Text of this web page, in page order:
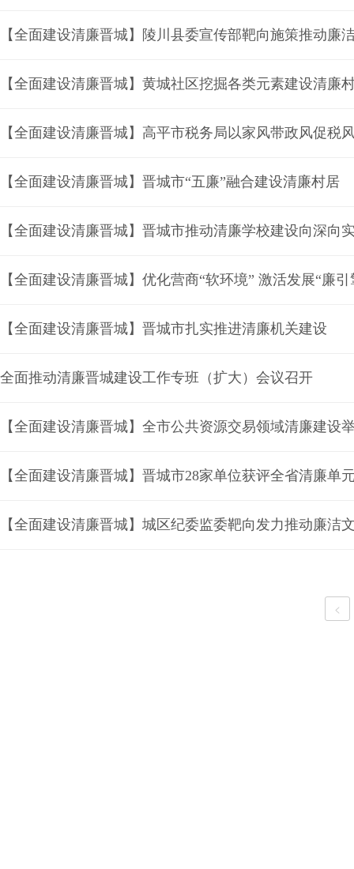
【全面建设清廉晋城】陵川县委宣传部靶向施策推动廉
【全面建设清廉晋城】黄城社区挖掘各类元素建设清廉
【全面建设清廉晋城】高平市税务局以家风带政风促税
【全面建设清廉晋城】晋城市“五廉”融合建设清廉村居
【全面建设清廉晋城】晋城市推动清廉学校建设向深向
【全面建设清廉晋城】晋城市扎实推进清廉机关建设
全面推动清廉晋城建设工作专班（扩大）会议召开
【全面建设清廉晋城】全市公共资源交易领域清廉建设
【全面建设清廉晋城】晋城市28家单位获评全省清廉单
【全面建设清廉晋城】城区纪委监委靶向发力推动廉洁
<